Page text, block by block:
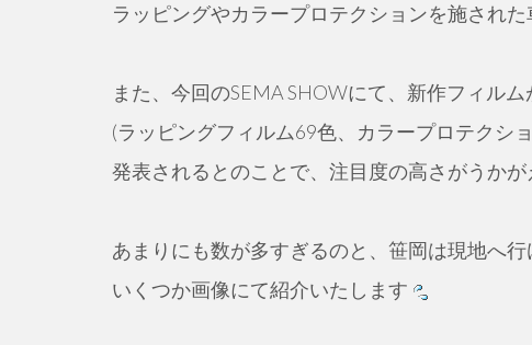
ラッピングやカラープロテクションを施され
また、今回のSEMA SHOWにて、新作フィルム
(ラッピングフィルム69色、カラープロテクシ
発表されるとのことで、注目度の高さがうかが
あまりにも数が多すぎるのと、笹岡は現地へ
いくつか画像にて紹介いたします